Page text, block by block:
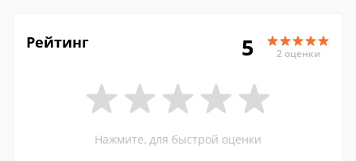
Рейтинг 5 2 оценки
Нажмите, для быстрой оценки